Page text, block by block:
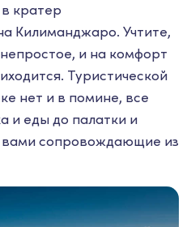
кратер
Килиманджаро. Учтите,
и на комфорт
Туристической
нет и в помине, все
и еды до палатки и
вами сопровождающие из